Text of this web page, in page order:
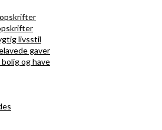
livsstil
gaver
og have